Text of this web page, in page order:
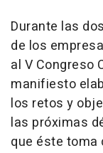
Durante las
de los
al V Congreso
manifiesto
los retos y
las próximas
que éste toma